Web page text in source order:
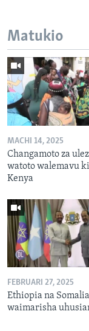
Matukio
MACHI 14, 2025
Changamoto za
watoto walemavu
Kenya
FEBRUARI 27, 2025
Ethiopia na Somalia
waimarisha